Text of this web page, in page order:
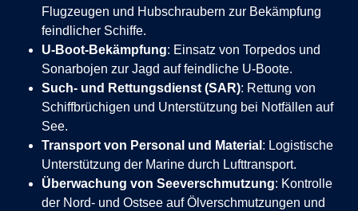
Flugzeugen und Hubschraubern zur Bekämpfung
feindlicher Schiffe.
U-Boot-Bekämpfung: Einsatz von Torpedos und
Sonarbojen zur Jagd auf feindliche U-Boote.
Such- und Rettungsdienst (SAR): Rettung von
Schiffbrüchigen und Unterstützung bei Notfällen auf
See.
Transport von Personal und Material : Logistische
Unterstützung der Marine durch Lufttransport.
Überwachung von Seeverschmutzung: Kontrolle
der Nord- und Ostsee auf Ölverschmutzungen und